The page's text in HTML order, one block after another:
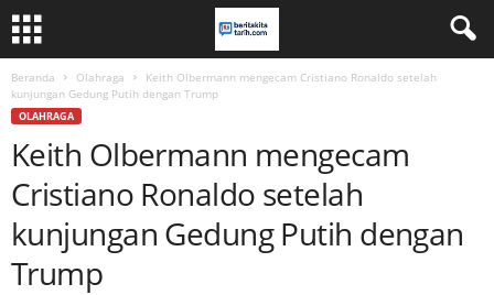
Beranda Olahraga
Keith Olbermann mengecam Cristiano Ronaldo setelah
kunjungan Gedung Putih dengan Trump
OLAHRAGA
Keith Olbermann mengecam
Cristiano Ronaldo setelah
kunjungan Gedung Putih dengan
Trump